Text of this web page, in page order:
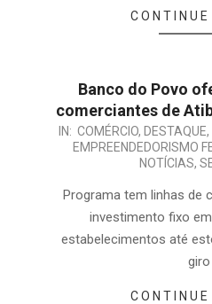
CONTINUE
Banco do Povo
comerciantes de
IN: COMÉRCIO, DESTAQUE,
EMPREENDEDORISMO
NOTÍCIAS,
Programa tem linhas de
investimento fixo
estabelecimentos até
giro
CONTINUE